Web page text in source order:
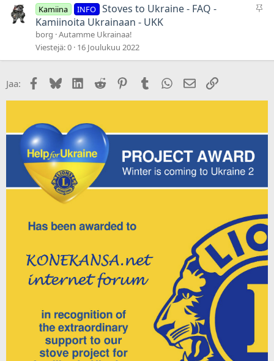
P
v
Kamiina INFO Stoves to Ukraine - FAQ -
Kamiinoita Ukrainaan - UKK
borg Autamme Ukrainaa!
Viestejä 0 16 Joulukuu 2022
Jaa: Facebook
BlueskyLinkedIn
Reddit PinterestTumblr WhatsApp
Sähköposti
Linkki